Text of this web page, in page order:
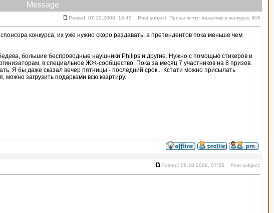
Message
Posted: 07.10.2008, 16:45 Post subject: Призы почти нахаляву в конкурсе ЖЖ
конкурса, их уже нужно скоро раздавать, а претендентов пока меньше чем
большие беспроводные наушники Philips и другие. Нужно с помощью стикеров и
в специальное ЖЖ-сообщество. Пока за месяц 7 участников на 8 призов.
Я бы даже сказал вечер пятницы - последний срок... Кстати можно присылать
можно загрузить подарками всю квартиру.
Posted: 08.10.2008, 07:55 Post subject: